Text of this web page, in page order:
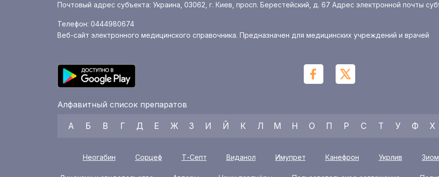
Почтовый адрес субъекта: Украина, 03062, г. Киев, просп. Берестейский, д. 67 Адрес электронной почты
Телефон: 0444980674
Веб-сайт электронного медицинского справочника. Предназначен для медицинских учреждений и врачей
Неогабин Сорцеф Т-Септ Виданол Имупрет Канефрон Укрлив
Алфавитный список препаратов
А Б В Г Д Е Ж З И Й К Л М Н О П Р С Т У Ф Х